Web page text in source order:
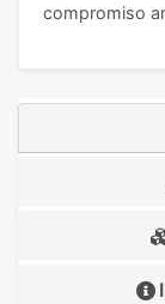
compromiso